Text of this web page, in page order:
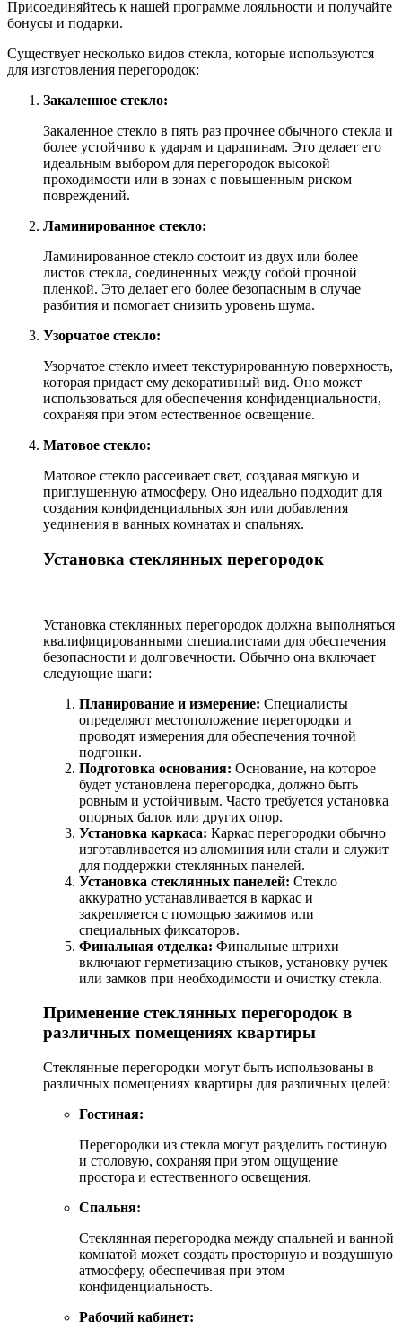
Присоединяйтесь к нашей программе лояльности и получайте
бонусы и подарки.
Существует несколько видов стекла, которые используются
для изготовления перегородок:
Закаленное стекло:
Закаленное стекло в пять раз прочнее обычного стекла и
более устойчиво к ударам и царапинам. Это делает его
идеальным выбором для перегородок высокой
проходимости или в зонах с повышенным риском
повреждений.
Ламинированное стекло:
Ламинированное стекло состоит из двух или более
листов стекла, соединенных между собой прочной
пленкой. Это делает его более безопасным в случае
разбития и помогает снизить уровень шума.
Узорчатое стекло:
Узорчатое стекло имеет текстурированную поверхность,
которая придает ему декоративный вид. Оно может
использоваться для обеспечения конфиденциальности,
сохраняя при этом естественное освещение.
Матовое стекло:
Матовое стекло рассеивает свет, создавая мягкую и
приглушенную атмосферу. Оно идеально подходит для
создания конфиденциальных зон или добавления
уединения в ванных комнатах и спальнях.
Установка стеклянных перегородок
Установка стеклянных перегородок должна выполняться
квалифицированными специалистами для обеспечения
безопасности и долговечности. Обычно она включает
следующие шаги:
Планирование и измерение: Специалисты
определяют местоположение перегородки и
проводят измерения для обеспечения точной
подгонки.
Подготовка основания: Основание, на которое
будет установлена перегородка, должно быть
ровным и устойчивым. Часто требуется установка
опорных балок или других опор.
Установка каркаса: Каркас перегородки обычно
изготавливается из алюминия или стали и служит
для поддержки стеклянных панелей.
Установка стеклянных панелей: Стекло
аккуратно устанавливается в каркас и
закрепляется с помощью зажимов или
специальных фиксаторов.
Финальная отделка: Финальные штрихи
включают герметизацию стыков, установку ручек
или замков при необходимости и очистку стекла.
Применение стеклянных перегородок в
различных помещениях квартиры
Стеклянные перегородки могут быть использованы в
различных помещениях квартиры для различных целей:
Гостиная:
Перегородки из стекла могут разделить гостиную
и столовую, сохраняя при этом ощущение
простора и естественного освещения.
Спальня:
Стеклянная перегородка между спальней и ванной
комнатой может создать просторную и воздушную
атмосферу, обеспечивая при этом
конфиденциальность.
Рабочий кабинет: